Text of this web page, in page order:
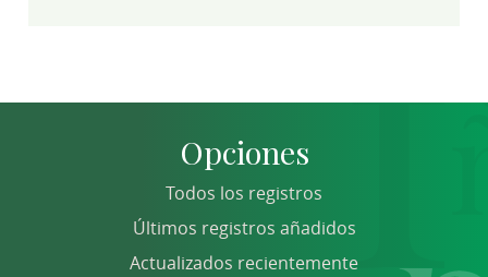
Opciones
Todos los registros
Últimos registros añadidos
Actualizados recientemente